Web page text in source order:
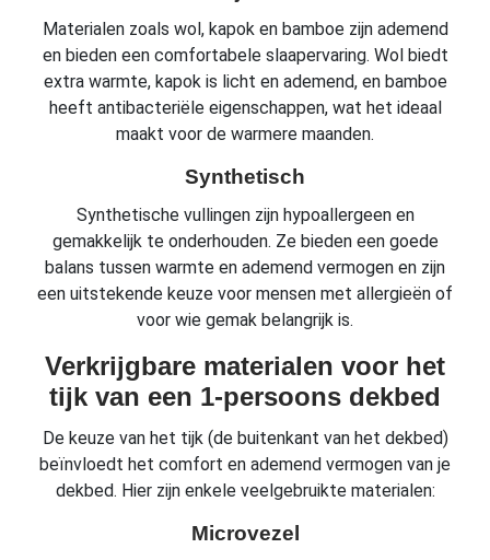
Materialen zoals wol, kapok en bamboe zijn ademend
en bieden een comfortabele slaapervaring. Wol biedt
extra warmte, kapok is licht en ademend, en bamboe
heeft antibacteriële eigenschappen, wat het ideaal
maakt voor de warmere maanden.
Synthetisch
Synthetische vullingen zijn hypoallergeen en
gemakkelijk te onderhouden. Ze bieden een goede
balans tussen warmte en ademend vermogen en zijn
een uitstekende keuze voor mensen met allergieën of
voor wie gemak belangrijk is.
Verkrijgbare materialen voor het
tijk van een 1-persoons dekbed
De keuze van het tijk (de buitenkant van het dekbed)
beïnvloedt het comfort en ademend vermogen van je
dekbed. Hier zijn enkele veelgebruikte materialen:
Microvezel